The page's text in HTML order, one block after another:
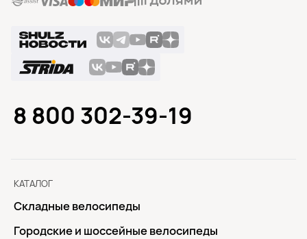
КАТАЛОГ
Складные велосипеды
Городские и шоссейные велосипеды
8 800 302-39-19